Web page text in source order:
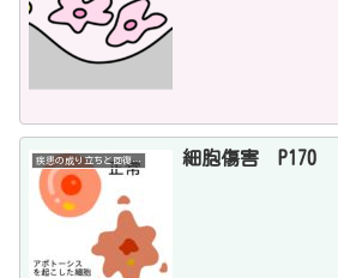
疾患の成り立ちと回復の過程 細胞傷害 P170